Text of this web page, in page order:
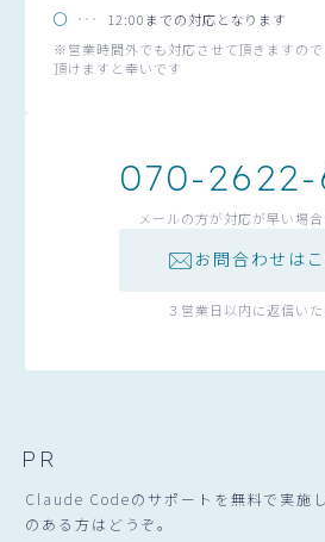
12:00までの対応となります
※営業時間外でも対応させて頂きますの
頂けますと幸いです
070-
メールの方が対応が早い場
お問合わせは
３営業日以内に返信い
PR
Claude Codeのサポートを無料で実施
のある方はどうぞ。